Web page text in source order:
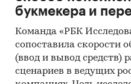
Изучение таких
характеристик,
использования,
использования
магазинов одежды,
букмекера и
Команда «РБК
сопоставила скорости
(ввод и вывод средств)
сценариев в ведущих